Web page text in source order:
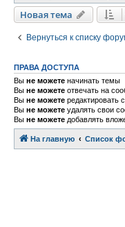
Новая тема
Новаятема
Вернуться к списку
ПРАВА ДОСТУПА
Вы не можете начинать темы
Вы не можете отвечать на
Вы не можете редактировать
Вы не можете удалять свои
Вы не можете добавлять
На главную Список
Связаться с